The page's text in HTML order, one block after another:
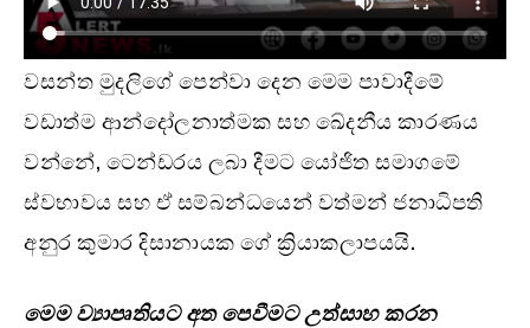
වසන්ත මුදලිගේ පෙන්වා දෙන මෙම පාවාදීමේ
වඩාත්ම ආන්දෝලනාත්මක සහ ඛේදනීය කාරණය
වන්නේ, ටෙන්ඩරය ලබා දීමට යෝජිත සමාගමේ
ස්වභාවය සහ ඒ සම්බන්ධයෙන් වත්මන් ජනාධිපති
අනුර කුමාර දිසානායක ගේ ක්‍රියාකලාපයයි.
මෙම ව්‍යාපෘතියට අත පෙවීමට උත්සාහ කරන